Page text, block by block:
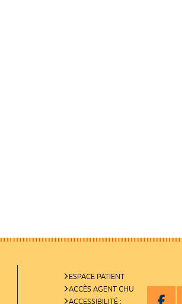
ESPACE PATIENT
ACCÈS AGENT CHU
ACCESSIBILITÉ :